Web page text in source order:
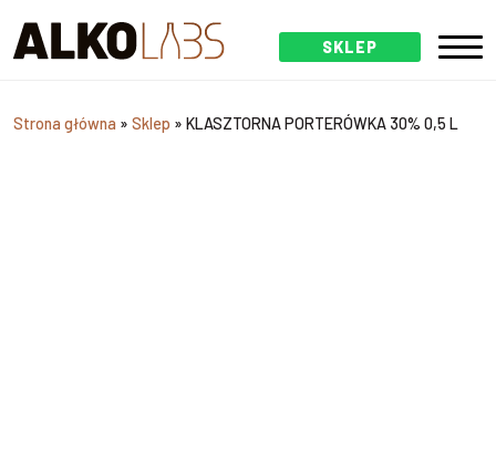
SKLEP
Strona główna » Sklep » KLASZTORNA PORTERÓWKA 30% 0,5 L